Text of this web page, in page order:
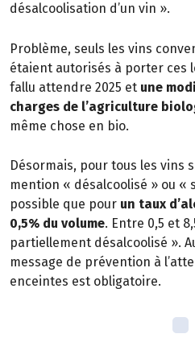
désalcoolisation d’un vin ».
Problème, seuls les vins
étaient autorisés à porter ces
fallu attendre 2025 et une
charges de l’agriculture
même chose en bio.
Désormais, pour tous les vins
mention « désalcoolisé » ou «
possible que pour un taux
0,5% du volume. Entre 0,5 et
partiellement désalcoolisé ».
message de prévention à
enceintes est obligatoire.